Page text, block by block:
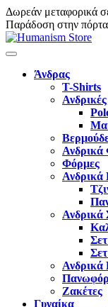
Δωρεάν μεταφορικά
Παράδοση στην
Άνδρας
T-Shirts
Ανδρικά
Φόρμες
Ανδρικά
Ανδρικά
Ανδρικά
Ζακέτες
Γυναίκα